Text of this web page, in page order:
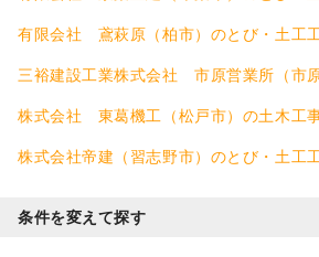
有限会社 鳶萩原（柏市）のとび・土工
三裕建設工業株式会社 市原営業所（市
工事業求人
株式会社 東葛機工（松戸市）の土木工
株式会社帝建（習志野市）のとび・土工
条件を変えて探す